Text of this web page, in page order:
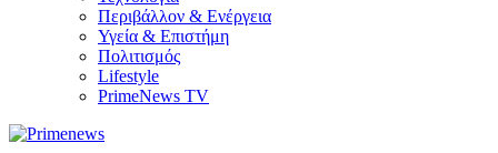
Περιβάλλον & Ενέργεια
Υγεία & Επιστήμη
Πολιτισμός
Lifestyle
PrimeNews TV